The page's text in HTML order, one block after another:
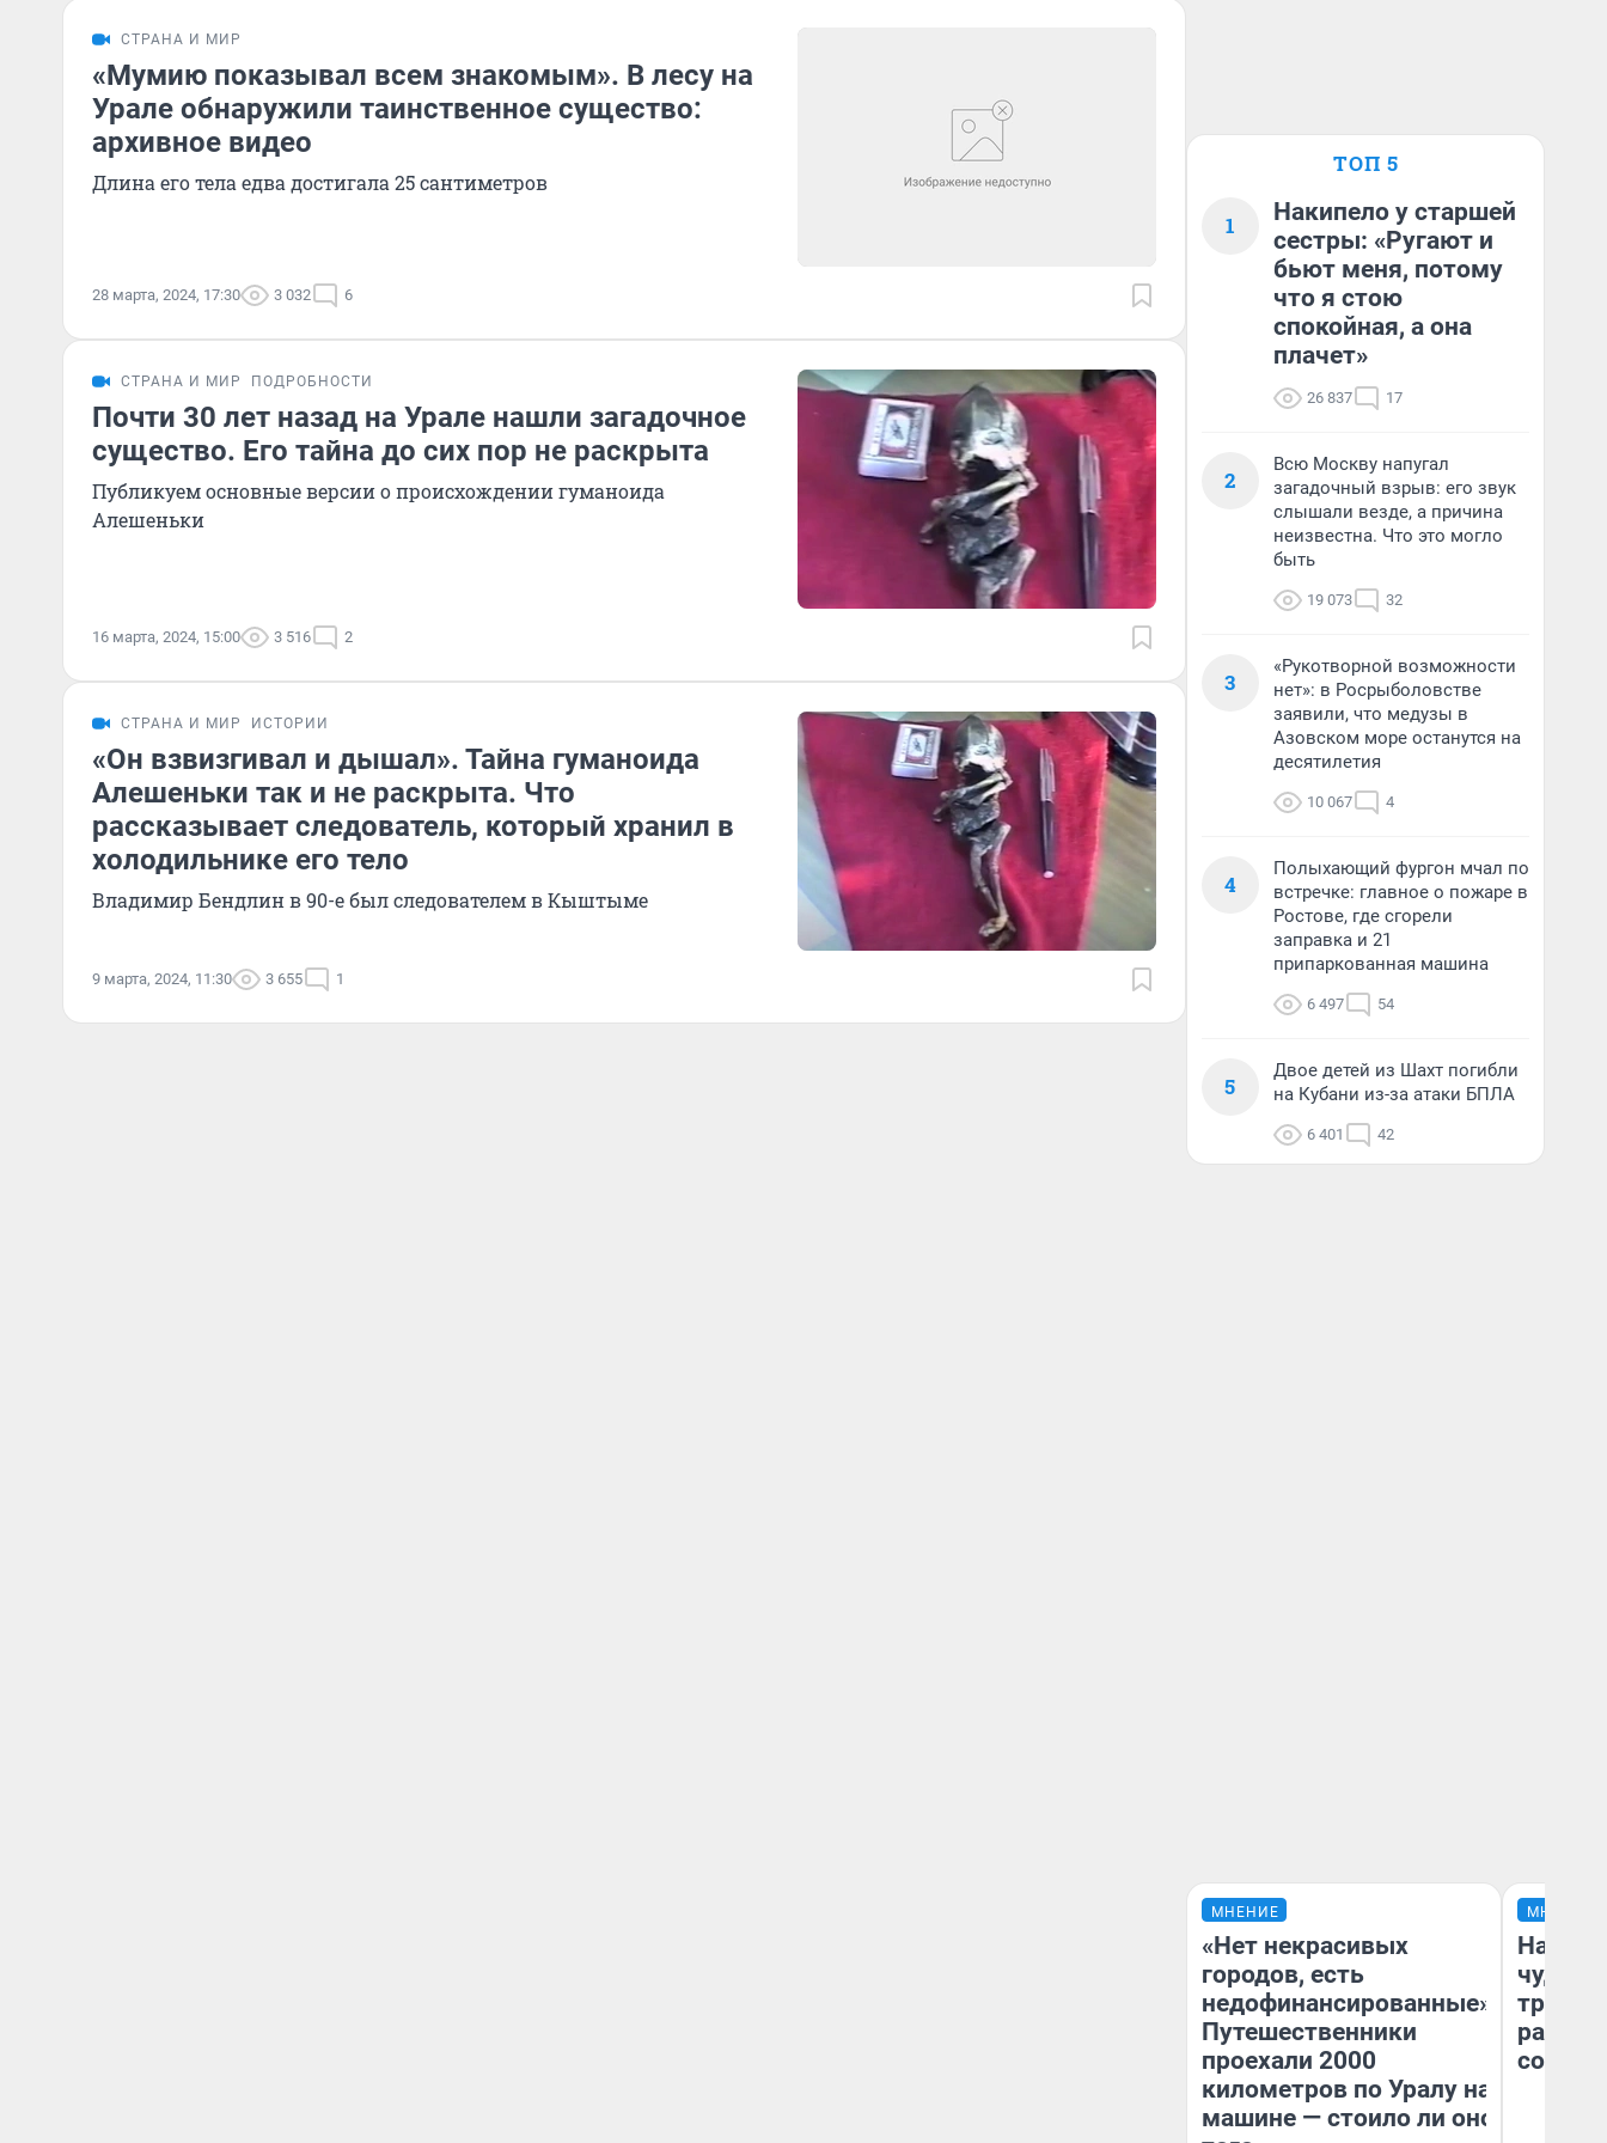
СТРАНА И МИР
«Мумию показывал всем знакомым». В лесу на
Урале обнаружили таинственное существо:
архивное видео
Длина его тела едва достигала 25 сантиметров
28 марта, 2024, 17:30 3 032 6
СТРАНА И МИР ПОДРОБНОСТИ
Почти 30 лет назад на Урале нашли загадочное
существо. Его тайна до сих пор не раскрыта
Публикуем основные версии о происхождении гуманоида
Алешеньки
16 марта, 2024, 15:00 3 516 2
СТРАНА И МИР ИСТОРИИ
«Он взвизгивал и дышал». Тайна гуманоида
Алешеньки так и не раскрыта. Что
рассказывает следователь, который хранил в
холодильнике его тело
Владимир Бендлин в 90-е был следователем в Кыштыме
9 марта, 2024, 11:30 3 655 1
ТОП 5
1
Накипело у старшей
сестры: «Ругают и
бьют меня, потому
что я стою
спокойная, а она
плачет»
26 837 17
2
Всю Москву напугал
загадочный взрыв: его звук
слышали везде, а причина
неизвестна. Что это могло
быть
19 073 32
3
«Рукотворной возможности
нет»: в Росрыболовстве
заявили, что медузы в
Азовском море останутся на
десятилетия
10 067 4
4
Полыхающий фургон мчал по
встречке: главное о пожаре в
Ростове, где сгорели
заправка и 21
припаркованная машина
6 497 54
5
Двое детей из Шахт погибли
на Кубани из-за атаки БПЛА
6 401 42
МНЕНИЕ
«Нет некрасивых
городов, есть
недофинансированные».
Путешественники
проехали 2000
километров по Уралу на
машине — стоило ли оно
МНЕНИЕ
чудом